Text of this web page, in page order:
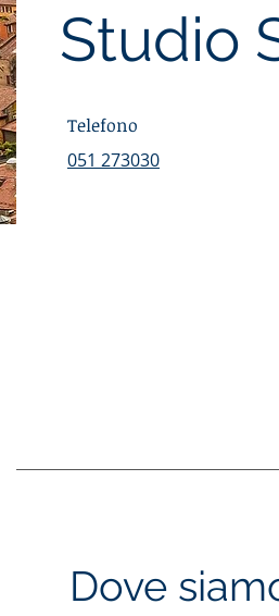
Studio
Telefono
051 273030
Dove